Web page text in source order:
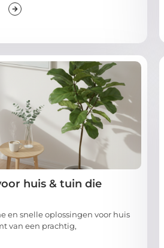
huis & tuin die
en snelle oplossingen voor huis
van een prachtig,